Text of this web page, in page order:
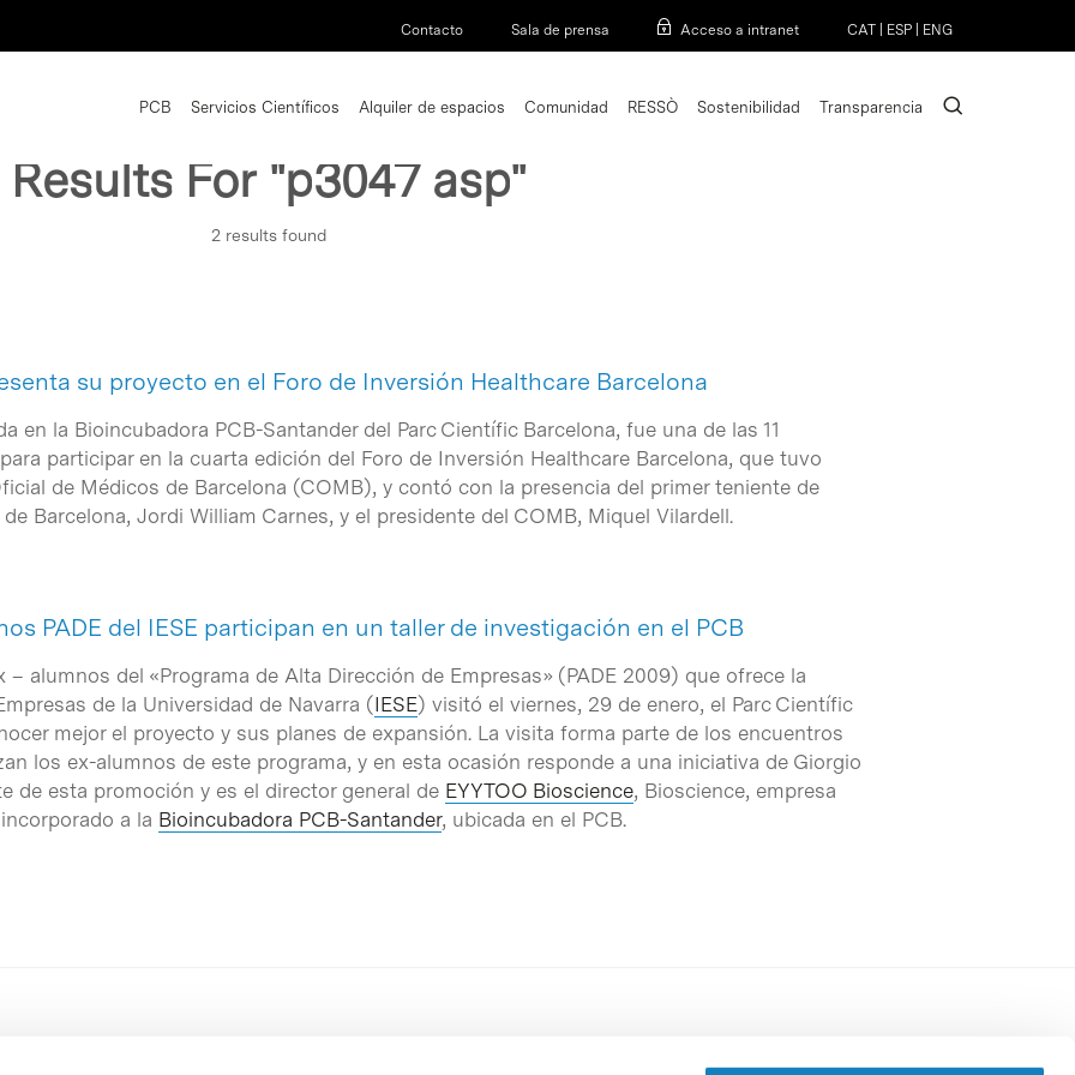
Contacto Sala de prensa Acceso a intranet CAT ESP ENG
PCB Servicios Científicos Alquiler de espacios Comunidad RESSÒ Sostenibilidad Transparencia search
Results For "p3047 asp"
2 results found
su proyecto en el Foro de Inversión Healthcare Barcelona
en la Bioincubadora PCB-Santander del Parc Científic Barcelona, fue una de las 11
participar en la cuarta edición del Foro de Inversión Healthcare Barcelona, que tuvo
de Médicos de Barcelona (COMB), y contó con la presencia del primer teniente de
Barcelona, Jordi William Carnes, y el presidente del COMB, Miquel Vilardell.
PADE del IESE participan en un taller de investigación en el PCB
alumnos del «Programa de Alta Dirección de Empresas» (PADE 2009) que ofrece la
de la Universidad de Navarra (IESE) visitó el viernes, 29 de enero, el Parc Científic
mejor el proyecto y sus planes de expansión. La visita forma parte de los encuentros
los ex-alumnos de este programa, y en esta ocasión responde a una iniciativa de Giorgio
de esta promoción y es el director general de EYYTOO Bioscience, Bioscience, empresa
a la Bioincubadora PCB-Santander, ubicada en el PCB.
Perfil del contratante